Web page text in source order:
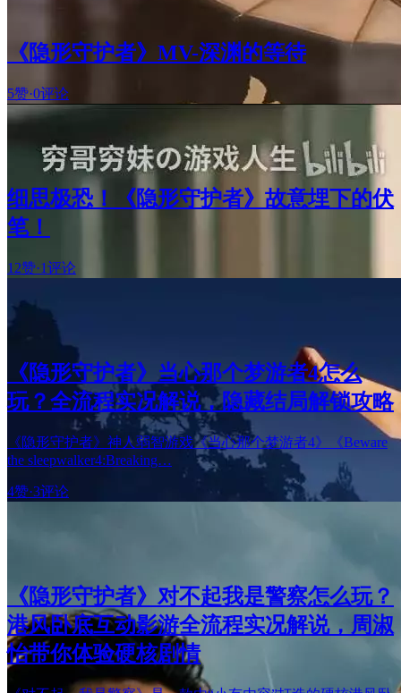
《隐形守护者》MV-深渊的等待
5赞·0评论
细思极恐！《隐形守护者》故意埋下的伏
笔！
12赞·1评论
《隐形守护者》当心那个梦游者4怎么
玩？全流程实况解说，隐藏结局解锁攻略
《隐形守护者》神人弱智游戏《当心那个梦游者4》《Beware
the sleepwalker4:Breaking…
4赞·3评论
《隐形守护者》对不起我是警察怎么玩？
港风卧底互动影游全流程实况解说，周淑
怡带你体验硬核剧情